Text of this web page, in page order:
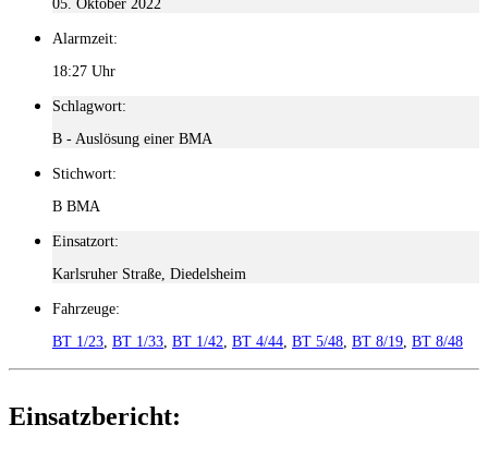
05. Oktober 2022
Alarmzeit:
18:27 Uhr
Schlagwort:
B - Auslösung einer BMA
Stichwort:
B BMA
Einsatzort:
Karlsruher Straße, Diedelsheim
Fahrzeuge:
BT 1/23 BT 1/33 BT 1/42 BT 4/44 BT 5/48 BT 8/19 BT 8/48
Einsatzbericht: